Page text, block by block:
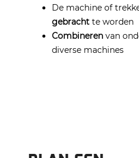
De machine of
gebracht te worden
Combineren van
diverse machines